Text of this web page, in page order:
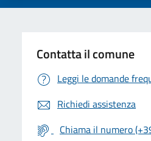
Contatta il comune
Leggi le domande
Richiedi assistenza
Chiama il numero